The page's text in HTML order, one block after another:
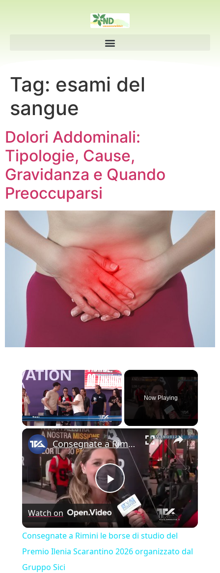
Tag: esami del
sangue
Dolori Addominali:
Tipologie, Cause,
Gravidanza e Quando
Preoccuparsi
×
Unmute
Now Playing
×
Play Video
Consegnate a Rimini le borse di studio del Premio Ilenia Scarantino 2026 organizzato dal Gruppo Sici
Watch on
Consegnate a Rimini le borse di studio del
Premio Ilenia Scarantino 2026 organizzato dal
Gruppo Sici